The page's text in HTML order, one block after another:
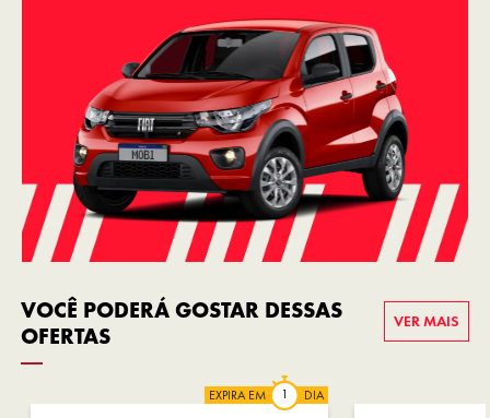
VOCÊ PODERÁ GOSTAR DESSAS
OFERTAS
VER MAIS
EXPIRA EM DIA